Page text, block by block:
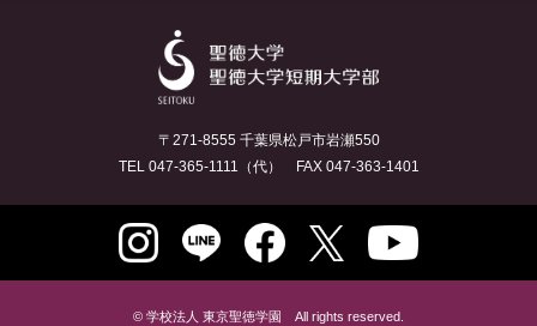
〒271-8555 千葉県松戸市岩瀬550
TEL 047-365-1111（代） FAX 047-363-1401
© 学校法人 東京聖徳学園 All rights reserved.